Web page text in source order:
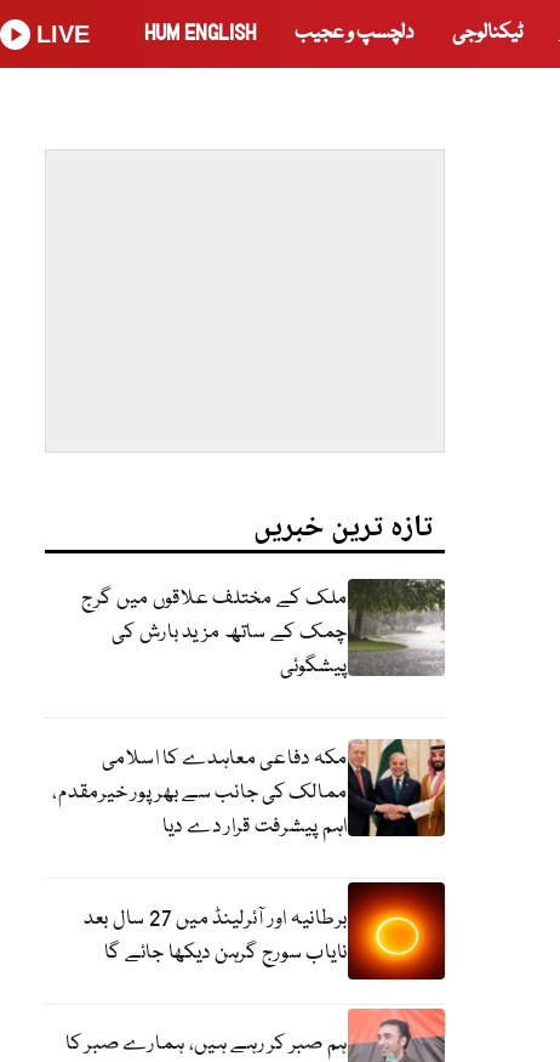
ٹیکنالوجی دلچسپ و عجیب HUM ENGLISH
LIVE
تازہ ترین خبریں
ملک کے مختلف علاقوں میں گرج
چمک کے ساتھ مزید بارش کی
پیشگوئی
مکہ دفاعی معاہدے کا اسلامی
ممالک کی جانب سے بھرپور خیرمقدم،
اہم پیشرفت قرار دے دیا
برطانیہ اور آئرلینڈ میں 27 سال بعد
نایاب سورج گرہن دیکھا جائے گا
ہم صبر کر رہے ہیں، ہمارے صبر کا